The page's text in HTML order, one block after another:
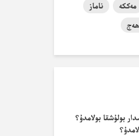
مەككە
ناماز
ھەج
بولۇشقا بولامدۇ؟